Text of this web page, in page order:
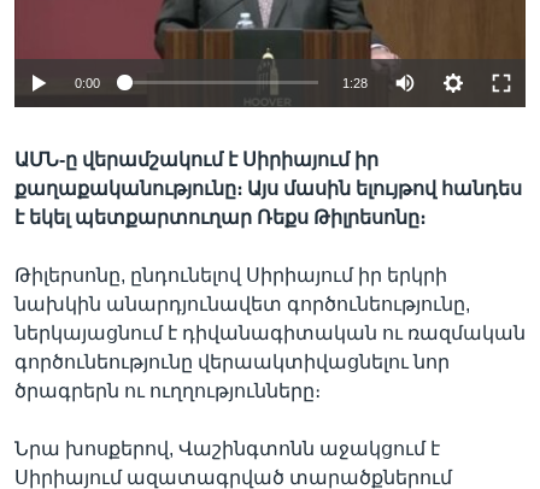
Լեզուներ
0:00 1:28
ԱՄՆ-ը վերամշակում է Սիրիայում իր
քաղաքականությունը։ Այս մասին ելույթով հանդես
է եկել պետքարտուղար Ռեքս Թիլրեսոնը։
Թիլերսոնը, ընդունելով Սիրիայում իր երկրի
նախկին անարդյունավետ գործունեությունը,
ներկայացնում է դիվանագիտական ու ռազմական
գործունեությունը վերաակտիվացնելու նոր
ծրագրերն ու ուղղությունները։
Նրա խոսքերով, Վաշինգտոնն աջակցում է
Սիրիայում ազատագրված տարածքներում